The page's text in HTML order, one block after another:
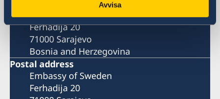
Avvisa
Embassy of Sweden
Ferhadija 20
71000 Sarajevo
Bosnia and Herzegovina
Postal address
Embassy of Sweden
Ferhadija 20